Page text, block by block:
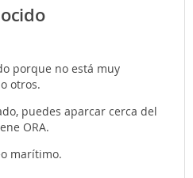
porque no está muy
otros.
puedes aparcar cerca del
ORA.
marítimo.